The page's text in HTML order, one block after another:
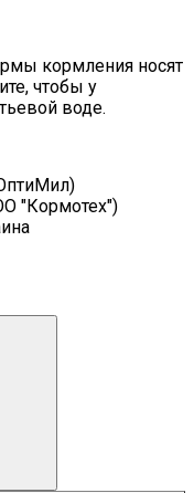
кормления носят
чтобы у
воде.
"Кормотех")